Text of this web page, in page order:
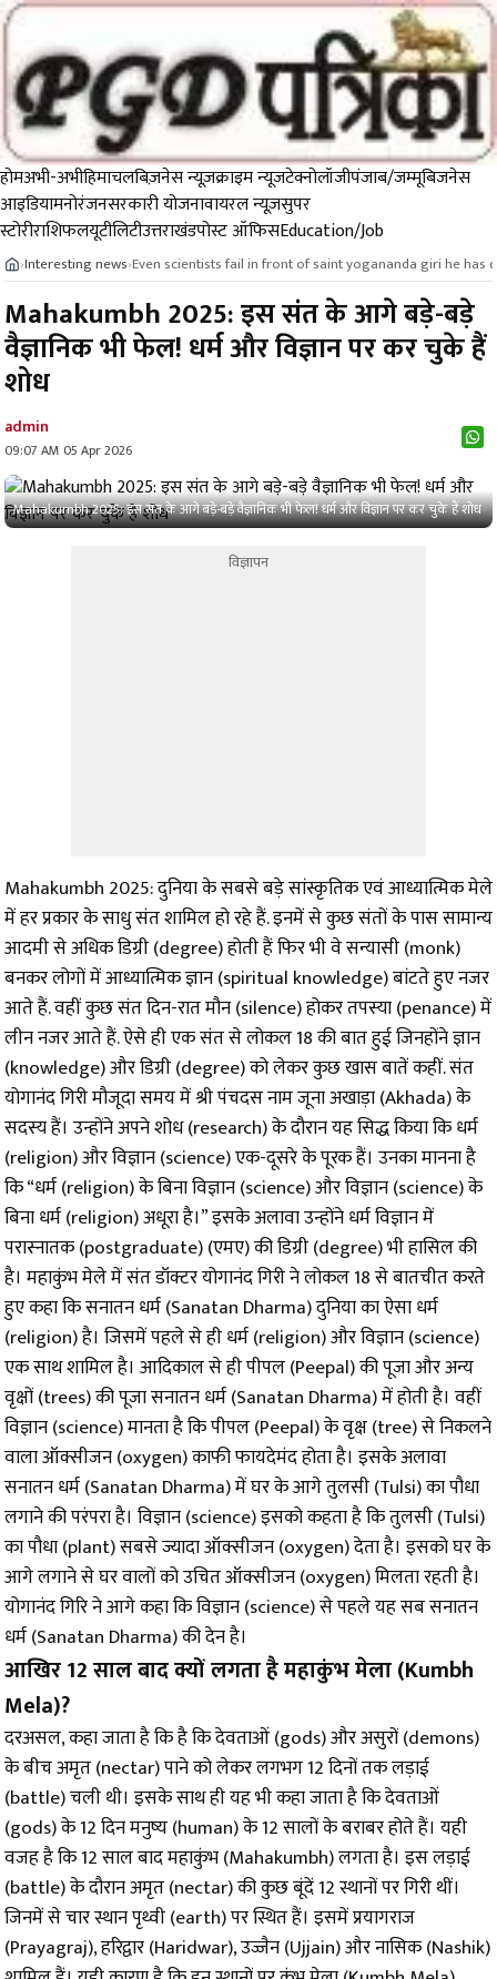
होमअभी-अभीहिमाचलबिज़नेस न्यूज़क्राइम न्यूजटेक्नोलॉजीपंजाब/जम्मूबिजनेस
आइडियामनोरंजनसरकारी योजनावायरल न्यूज़सुपर
स्टोरीराशिफलयूटीलिटीउत्तराखंडपोस्ट ऑफिसEducation/Job
›Interesting news›Even scientists fail in front of saint yogananda giri he has
Mahakumbh 2025: इस संत के आगे बड़े-बड़े
वैज्ञानिक भी फेल! धर्म और विज्ञान पर कर चुके हैं
शोध
admin
09:07 AM 05 Apr 2026
Mahakumbh 2025: इस संत के आगे बड़े-बड़े वैज्ञानिक भी फेल! धर्म और विज्ञान पर कर चुके हैं शोध
विज्ञापन
Mahakumbh 2025: दुनिया के सबसे बड़े सांस्कृतिक एवं आध्यात्मिक मेले
में हर प्रकार के साधु संत शामिल हो रहे हैं. इनमें से कुछ संतों के पास सामान्य
आदमी से अधिक डिग्री (degree) होती हैं फिर भी वे सन्यासी (monk)
बनकर लोगों में आध्यात्मिक ज्ञान (spiritual knowledge) बांटते हुए नजर
आते हैं. वहीं कुछ संत दिन-रात मौन (silence) होकर तपस्या (penance) में
लीन नजर आते हैं. ऐसे ही एक संत से लोकल 18 की बात हुई जिनहोंने ज्ञान
(knowledge) और डिग्री (degree) को लेकर कुछ खास बातें कहीं. संत
योगानंद गिरी मौजूदा समय में श्री पंचदस नाम जूना अखाड़ा (Akhada) के
सदस्य हैं। उन्होंने अपने शोध (research) के दौरान यह सिद्ध किया कि धर्म
(religion) और विज्ञान (science) एक-दूसरे के पूरक हैं। उनका मानना है
कि “धर्म (religion) के बिना विज्ञान (science) और विज्ञान (science) के
बिना धर्म (religion) अधूरा है।” इसके अलावा उन्होंने धर्म विज्ञान में
परास्नातक (postgraduate) (एमए) की डिग्री (degree) भी हासिल की
है। महाकुंभ मेले में संत डॉक्टर योगानंद गिरी ने लोकल 18 से बातचीत करते
हुए कहा कि सनातन धर्म (Sanatan Dharma) दुनिया का ऐसा धर्म
(religion) है। जिसमें पहले से ही धर्म (religion) और विज्ञान (science)
एक साथ शामिल है। आदिकाल से ही पीपल (Peepal) की पूजा और अन्य
वृक्षों (trees) की पूजा सनातन धर्म (Sanatan Dharma) में होती है। वहीं
विज्ञान (science) मानता है कि पीपल (Peepal) के वृक्ष (tree) से निकलने
वाला ऑक्सीजन (oxygen) काफी फायदेमंद होता है। इसके अलावा
सनातन धर्म (Sanatan Dharma) में घर के आगे तुलसी (Tulsi) का पौधा
लगाने की परंपरा है। विज्ञान (science) इसको कहता है कि तुलसी (Tulsi)
का पौधा (plant) सबसे ज्यादा ऑक्सीजन (oxygen) देता है। इसको घर के
आगे लगाने से घर वालों को उचित ऑक्सीजन (oxygen) मिलता रहती है।
योगानंद गिरि ने आगे कहा कि विज्ञान (science) से पहले यह सब सनातन
धर्म (Sanatan Dharma) की देन है।
आखिर 12 साल बाद क्यों लगता है महाकुंभ मेला (Kumbh
Mela)?
दरअसल, कहा जाता है कि है कि देवताओं (gods) और असुरों (demons)
के बीच अमृत (nectar) पाने को लेकर लगभग 12 दिनों तक लड़ाई
(battle) चली थी। इसके साथ ही यह भी कहा जाता है कि देवताओं
(gods) के 12 दिन मनुष्य (human) के 12 सालों के बराबर होते हैं। यही
वजह है कि 12 साल बाद महाकुंभ (Mahakumbh) लगता है। इस लड़ाई
(battle) के दौरान अमृत (nectar) की कुछ बूंदें 12 स्थानों पर गिरी थीं।
जिनमें से चार स्थान पृथ्वी (earth) पर स्थित हैं। इसमें प्रयागराज
(Prayagraj), हरिद्वार (Haridwar), उज्जैन (Ujjain) और नासिक (Nashik)